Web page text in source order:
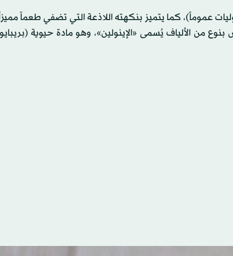
عموماً)، كما يتميز بنكهته اللاذعة التي تضفي طعماً
من الألياف يُسمى «الإينولين»، وهو مادة حيوية